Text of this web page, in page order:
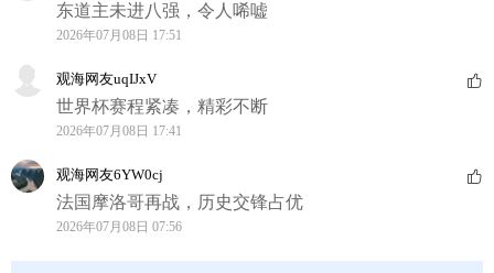
东道主未进八强，令人唏嘘
2026年07月08日 17:51
观海网友uqIJxV
世界杯赛程紧凑，精彩不断
2026年07月08日 17:41
观海网友6YW0cj
法国摩洛哥再战，历史交锋占优
2026年07月08日 07:56